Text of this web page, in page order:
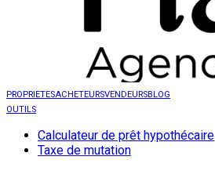
PROPRIETESACHETEURSVENDEURSBLOG
OUTILS
Calculateur de prêt hypothécaire
Taxe de mutation